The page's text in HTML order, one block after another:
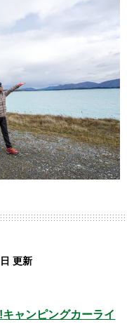
更新
ャンピングカーライ